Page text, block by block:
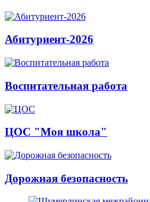
Абитуриент-2026
Воспитательная работа
ЦОС "Моя школа"
Дорожная безопасность